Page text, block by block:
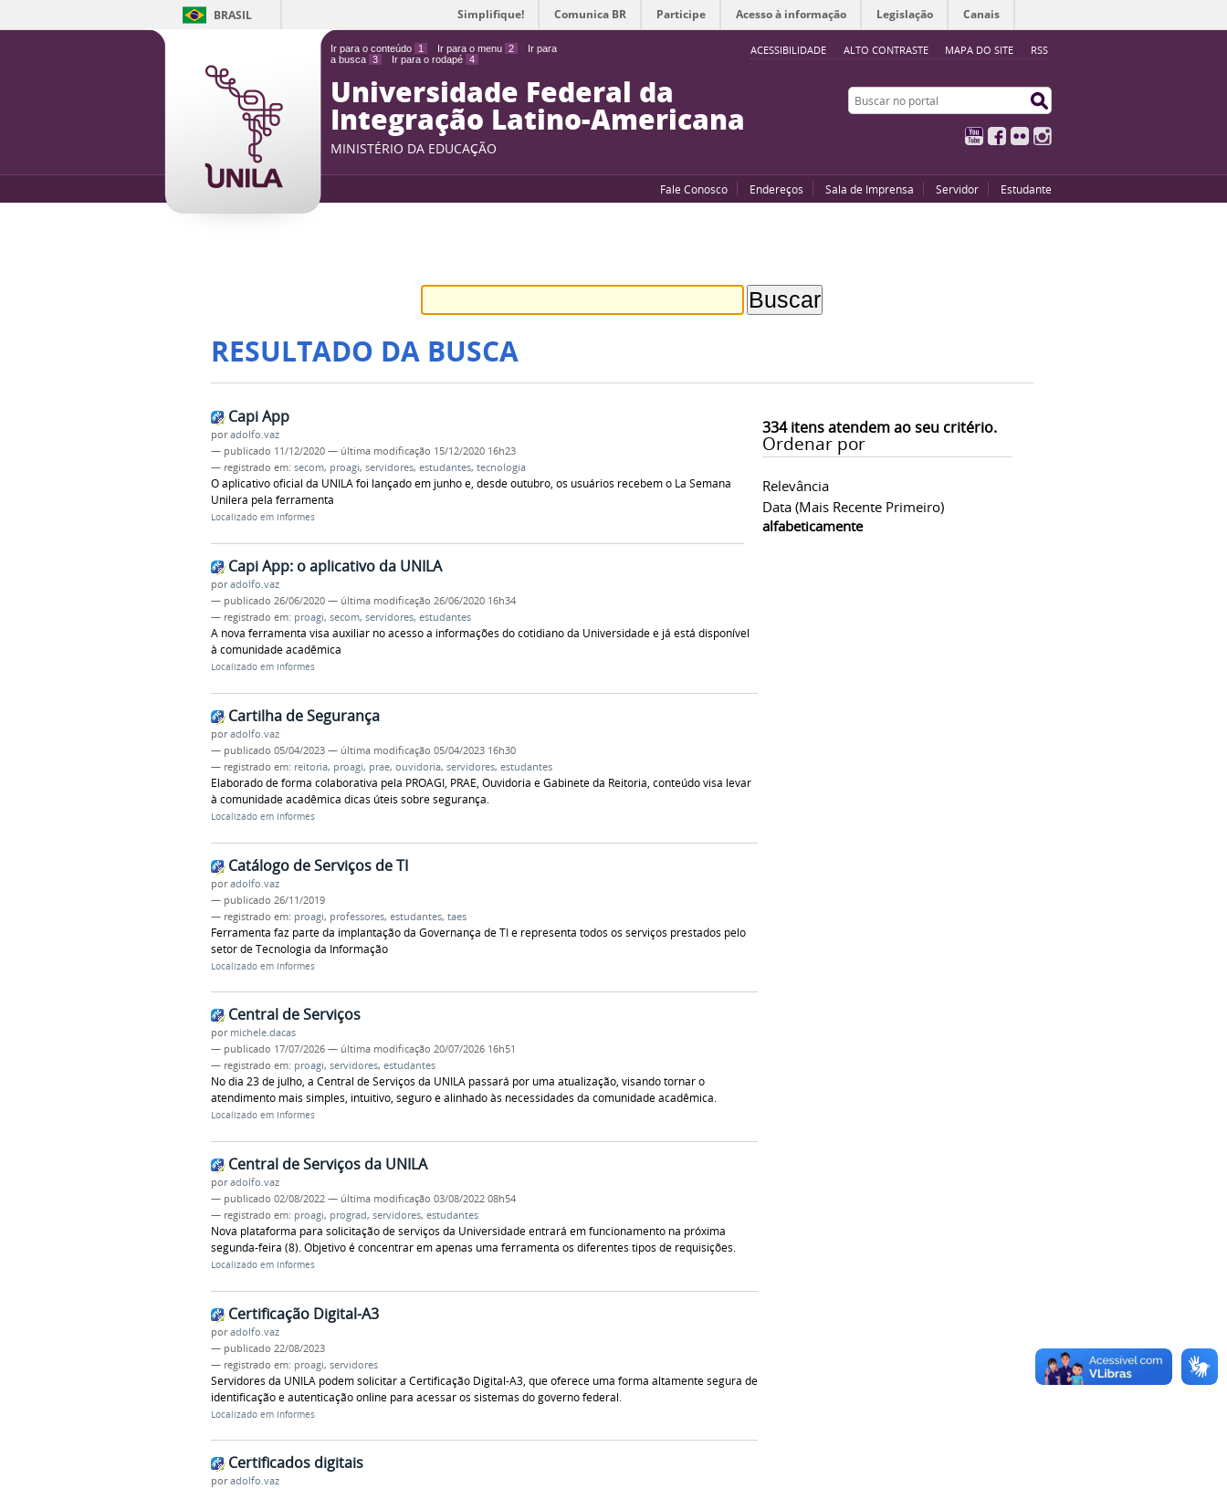
Ir para o conteúdo 1 Ir para o menu 2
Ir para
a busca 3 Ir para o rodapé 4
ACESSIBILIDADE ALTO CONTRASTE MAPA DO SITE RSS
BRASIL Simplifique! Comunica BR Participe Acesso à informação Legislação Canais
Universidade Federal da
Integração Latino-Americana
MINISTÉRIO DA EDUCAÇÃO
Buscar no portal
YouTubeFacebook
Flickr
Fale Conosco Endereços Sala de Imprensa Servidor Estudante
RESULTADO DA BUSCA
334itens atendem ao seu critério.
Ordenar por
Relevância
Data (mais Recente Primeiro)
alfabeticamente
Capi App
poradolfo.vaz
— publicado 11/12/2020 — última modificação 15/12/2020 16h23
— registrado em: secom, proagi, servidores, estudantes, tecnologia
O aplicativo oficial da UNILA foi lançado em junho e, desde outubro, os usuários recebem o La Semana
Unilera pela ferramenta
Localizado em Informes
Capi App: o aplicativo da UNILA
poradolfo.vaz
— publicado 26/06/2020 — última modificação 26/06/2020 16h34
— registrado em: proagi, secom, servidores, estudantes
A nova ferramenta visa auxiliar no acesso a informações do cotidiano da Universidade e já está disponível
à comunidade acadêmica
Localizado em Informes
Cartilha de Segurança
poradolfo.vaz
— publicado 05/04/2023 — última modificação 05/04/2023 16h30
— registrado em: reitoria, proagi, prae, ouvidoria, servidores, estudantes
Elaborado de forma colaborativa pela PROAGI, PRAE, Ouvidoria e Gabinete da Reitoria, conteúdo visa levar
à comunidade acadêmica dicas úteis sobre segurança.
Localizado em Informes
Catálogo de Serviços de TI
poradolfo.vaz
— publicado 26/11/2019
— registrado em: proagi, professores, estudantes, taes
Ferramenta faz parte da implantação da Governança de TI e representa todos os serviços prestados pelo
setor de Tecnologia da Informação
Localizado em Informes
Central de Serviços
por michele.dacas
— publicado 17/07/2026 — última modificação 20/07/2026 16h51
— registrado em: proagi, servidores, estudantes
No dia 23 de julho, a Central de Serviços da UNILA passará por uma atualização, visando tornar o
atendimento mais simples, intuitivo, seguro e alinhado às necessidades da comunidade acadêmica.
Localizado em Informes
Central de Serviços da UNILA
poradolfo.vaz
— publicado 02/08/2022 — última modificação 03/08/2022 08h54
— registrado em: proagi, prograd, servidores, estudantes
Nova plataforma para solicitação de serviços da Universidade entrará em funcionamento na próxima
segunda-feira (8). Objetivo é concentrar em apenas uma ferramenta os diferentes tipos de requisições.
Localizado em Informes
Certificação Digital-A3
poradolfo.vaz
— publicado 22/08/2023
— registrado em: proagi, servidores
Servidores da UNILA podem solicitar a Certificação Digital-A3, que oferece uma forma altamente segura de
identificação e autenticação online para acessar os sistemas do governo federal.
Localizado em Informes
Certificados digitais
poradolfo.vaz